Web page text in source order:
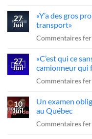
27
Juil
«Y’a des gros
transport»
Commentaires
27
Juil
«C’est qui ce
camionneur qui
Commentaires
10
Juil
Un examen
au Québec
Commentaires